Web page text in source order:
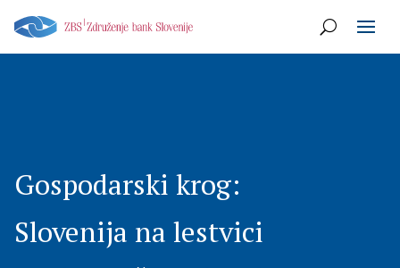
Gospodarski krog:
Slovenija na lestvici